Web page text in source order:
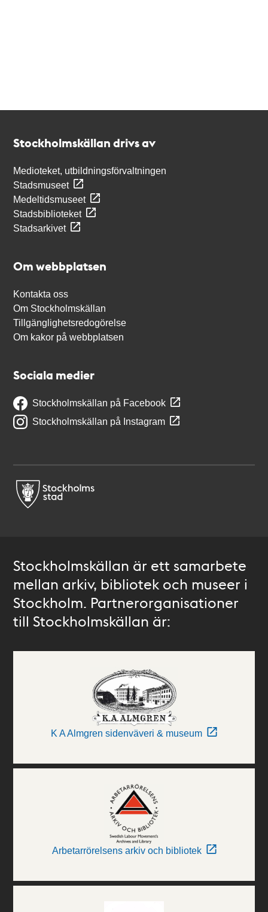
Stockholmskällan drivs av
Medioteket, utbildningsförvaltningen
Stadsmuseet
Medeltidsmuseet
Stadsbiblioteket
Stadsarkivet
Om webbplatsen
Kontakta oss
Om Stockholmskällan
Tillgänglighetsredogörelse
Om kakor på webbplatsen
Sociala medier
Stockholmskällan på Facebook
Stockholmskällan på Instagram
Stockholmskällan är ett samarbete
mellan arkiv, bibliotek och museer i
Stockholm. Partnerorganisationer
till Stockholmskällan är:
K A Almgren sidenväveri & museum
Arbetarrörelsens arkiv och bibliotek